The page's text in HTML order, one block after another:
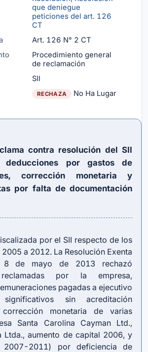
que deniegue
peticiones del art. 126
CT
Art. 126 N° 2 CT
Procedimiento general
de reclamación
SII
RECHAZA No Ha Lugar
contra resolución del SII
deducciones por gastos de
corrección monetaria y
por falta de documentación
por el SII respecto de los
a 2012. La Resolución Exenta
de mayo de 2013 rechazó
reclamadas por la empresa,
pagadas a ejecutivo
sin acreditación
monetaria de varias
Santa Carolina Cayman Ltd.,
Ltda., aumento de capital 2006, y
2007-2011) por deficiencia de